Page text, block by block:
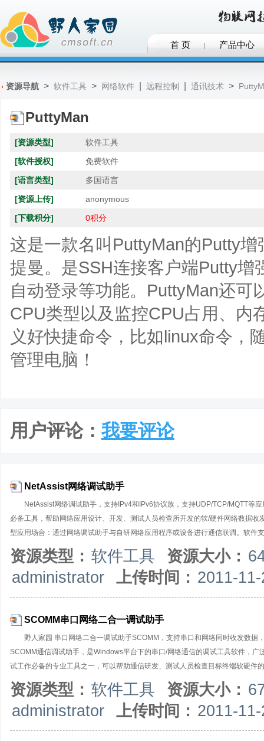
首 页 产品中心
资源导航 > 软件工具 > 网络软件 远程控制 通讯技术 >
PuttyMan
[资源类型]
软件工具
[软件授权]
免费软件
[语言类型]
多国语言
[资源上传]
anonymous
[下载积分]
0积分
这是一款名叫PuttyMan的Putty
提曼。是SSH连接客户端Putty
自动登录等功能。PuttyMan还可
CPU类型以及监控CPU占用、内
义好快捷命令，比如linux命令，
管理电脑！
用户评论： 我要评论
NetAssist网络调试助手
NetAssist网络调试助手，支持IPv4和IPv6协议族，支持UDP/TCP/MQTT等
必备工具，帮助网络应用设计、开发、测试人员检查所开发的软/硬件网络数据
型应用场合：通过网络调试助手与自研网络应用程序或设备进行通信联调。软
时，可以支持TCPServer防火墙，通过黑白名单管控客户端接入；支持单播/组
进制和ASCII码之间任意转换；可以自动发送校验位，支持多种校验格式；支持
复功能；支持间隔发送，循环发送，批处理发送，输入数据可以从外部文件导
资源类型： 软件工具 资源大小：
administrator
上传时间： 2011-
SCOMM串口网络二合一调试助手
野人家园 串口网络二合一调试助手SCOMM，支持串口和网络同时收发数
SCOMM通信调试助手，是Windows平台下的串口/网络通信的调试工具软件，
试工作必备的专业工具之一，可以帮助通信研发、测试人员检查目标终端软硬
SCOMM通信调试助手是绿色软件，无需安装，只有一个执行文件，适用于各
信调试助手（使用不同的通信端口）。典型应用场合：使用本通信调试软件对
可自由设置串口号、波特率、校验位、数据位和停止位等（支持自定义非标准
资源类型： 软件工具 资源大小：
administrator
上传时间： 2011-